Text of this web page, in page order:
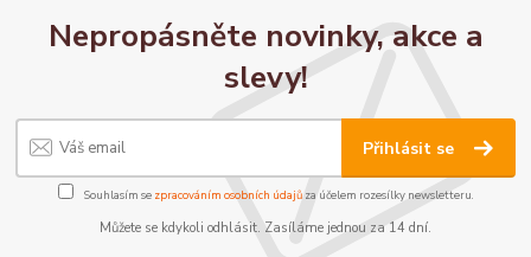
Nepropásněte novinky, akce a
slevy!
Přihlásit se
Souhlasím se zpracováním osobních údajůza účelem rozesílky newsletteru.
Můžete se kdykoli odhlásit. Zasíláme jednou za 14 dní.